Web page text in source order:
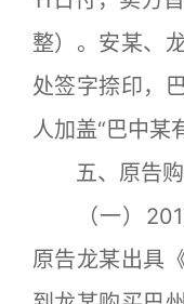
整）。安某、
处签字捺印，
人加盖“巴中某
五、原告购
（一）2017
原告龙某出具